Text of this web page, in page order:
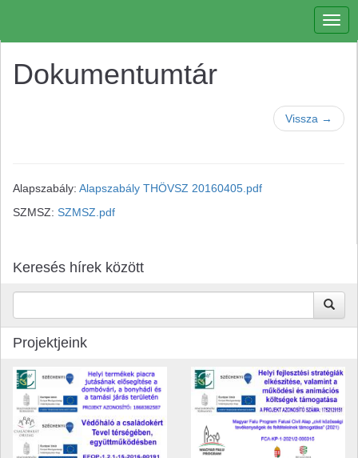
Dokumentumtár
Vissza →
Alapszabály: Alapszabály THÖVSZ 20160405.pdf
SZMSZ: SZMSZ.pdf
Keresés hírek között
Projektjeink